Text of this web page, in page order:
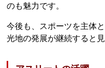
のも魅力です。
今後も、スポーツを主体
光地の発展が継続すると